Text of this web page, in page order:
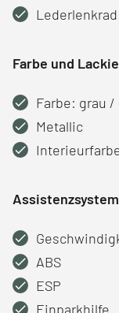
Lederlenkrad
Farbe und
Farbe: grau
Metallic
ABS
ESP
Einparkhilfe